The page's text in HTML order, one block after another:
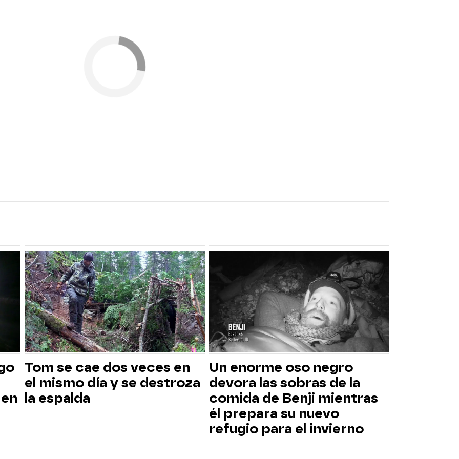
Tom se cae dos veces en
el mismo día y se destroza
la espalda
Un enorme oso negro
devora las sobras de la
comida de Benji mientras
él prepara su nuevo
refugio para el invierno